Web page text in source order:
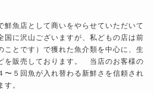
鮮魚店として商いをやらせていただいて
に沢山ございますが、私どもの店は前
ことです）で獲れた魚介類を中心に、生
を販売しております。 当店のお客様の
〜５回魚が入れ替わる新鮮さを信頼され
。